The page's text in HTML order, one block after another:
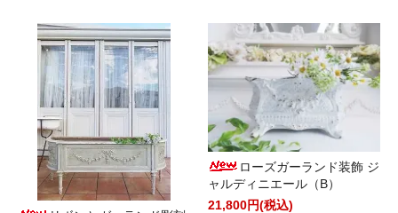
ローズガーランド装飾 ジ
ャルディニエール（B）
21,800円(税込)